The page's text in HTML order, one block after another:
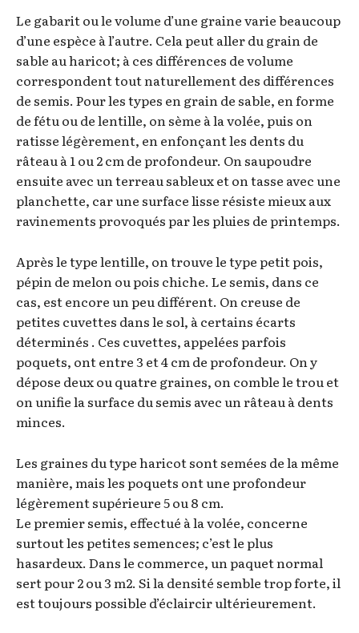
Le gabarit ou le volume d’une graine varie beaucoup
d’une espèce à l’autre. Cela peut aller du grain de
sable au haricot; à ces différences de volume
correspondent tout naturellement des différences
de semis. Pour les types en grain de sable, en forme
de fétu ou de lentille, on sème à la volée, puis on
ratisse légèrement, en enfonçant les dents du
râteau à 1 ou 2 cm de profondeur. On saupoudre
ensuite avec un terreau sableux et on tasse avec une
planchette, car une surface lisse résiste mieux aux
ravinements provoqués par les pluies de printemps.
Après le type lentille, on trouve le type petit pois,
pépin de melon ou pois chiche. Le semis, dans ce
cas, est encore un peu différent. On creuse de
petites cuvettes dans le sol, à certains écarts
déterminés . Ces cuvettes, appelées parfois
poquets, ont entre 3 et 4 cm de profondeur. On y
dépose deux ou quatre graines, on comble le trou et
on unifie la surface du semis avec un râteau à dents
minces.
Les graines du type haricot sont semées de la même
manière, mais les poquets ont une profondeur
légèrement supérieure 5 ou 8 cm.
Le premier semis, effectué à la volée, concerne
surtout les petites semences; c’est le plus
hasardeux. Dans le commerce, un paquet normal
sert pour 2 ou 3 m2. Si la densité semble trop forte, il
est toujours possible d’éclaircir ultérieurement.